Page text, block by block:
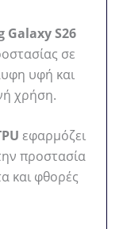
Galaxy S26
σε
υφή και
χρήση.
εφαρμόζει
προστασία
και φθορές